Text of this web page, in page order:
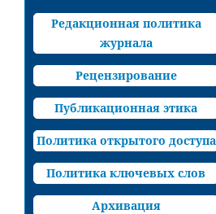
Редакционная политика
журнала
Рецензирование
Публикационная этика
Политика открытого доступа
Политика ключевых слов
Архивация